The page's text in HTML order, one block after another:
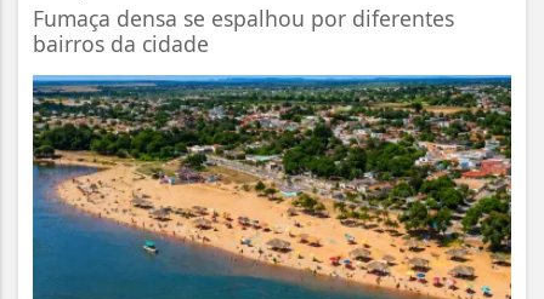
Fumaça densa se espalhou por diferentes
bairros da cidade